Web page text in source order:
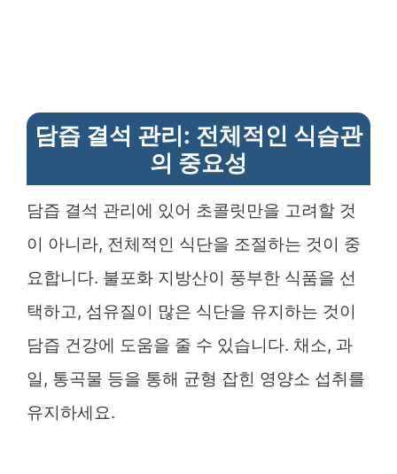
담즙 결석 관리: 전체적인 식습관
의 중요성
담즙 결석 관리에 있어 초콜릿만을 고려할 것
이 아니라, 전체적인 식단을 조절하는 것이 중
요합니다. 불포화 지방산이 풍부한 식품을 선
택하고, 섬유질이 많은 식단을 유지하는 것이
담즙 건강에 도움을 줄 수 있습니다. 채소, 과
일, 통곡물 등을 통해 균형 잡힌 영양소 섭취를
유지하세요.